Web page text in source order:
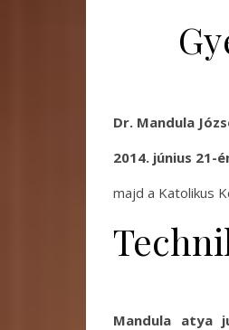
Dr. Mandula
2014. június 21-
majd a Katolikus
Mandula atya